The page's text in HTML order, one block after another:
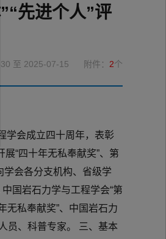
先进个人”评
至 2025-07-15 附件： 2个
会成立四十周年，表彰
“四十年无私奉献奖”、第
会各分支机构、省级学
国岩石力学与工程学会“第
私奉献奖”、中国岩石力
员、科普专家。 三、基本